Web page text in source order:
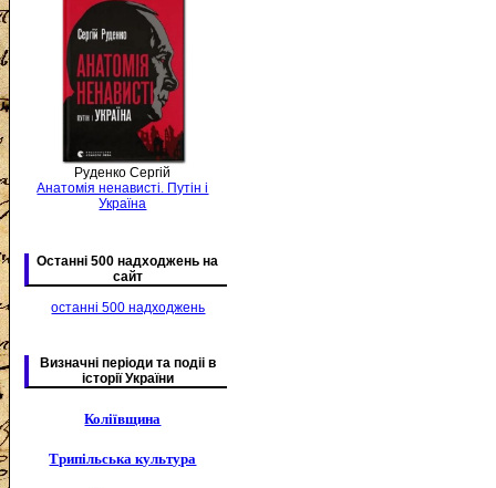
Руденко Сергій
Анатомія ненависті. Путін і
Україна
Останні 500 надходжень на
сайт
останні 500 надходжень
Визначні періоди та подіі в
історії України
Коліївщина
Трипільська культура